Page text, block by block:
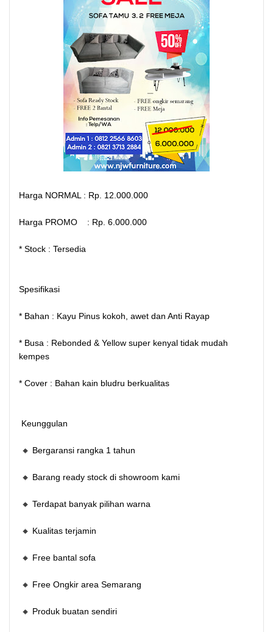
Harga NORMAL : Rp. 12.000.000
Harga PROMO : Rp. 6.000.000
* Stock : Tersedia
Spesifikasi
* Bahan : Kayu Pinus kokoh, awet dan Anti Rayap
* Busa : Rebonded & Yellow super kenyal tidak mudah
kempes
* Cover : Bahan kain bludru berkualitas
Keunggulan
🔸 Bergaransi rangka 1 tahun
🔸 Barang ready stock di showroom kami
🔸 Terdapat banyak pilihan warna
🔸 Kualitas terjamin
🔸 Free bantal sofa
🔸 Free Ongkir area Semarang
🔸 Produk buatan sendiri